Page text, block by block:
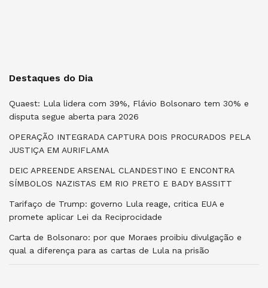
Destaques do Dia
Quaest: Lula lidera com 39%, Flávio Bolsonaro tem 30% e
disputa segue aberta para 2026
OPERAÇÃO INTEGRADA CAPTURA DOIS PROCURADOS PELA
JUSTIÇA EM AURIFLAMA
DEIC APREENDE ARSENAL CLANDESTINO E ENCONTRA
SÍMBOLOS NAZISTAS EM RIO PRETO E BADY BASSITT
Tarifaço de Trump: governo Lula reage, critica EUA e
promete aplicar Lei da Reciprocidade
Carta de Bolsonaro: por que Moraes proibiu divulgação e
qual a diferença para as cartas de Lula na prisão